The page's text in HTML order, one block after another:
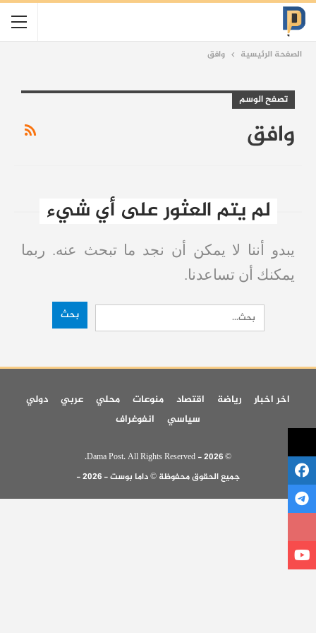
الصفحة الرئيسية وافق
تصفح الوسم
وافق
لم يتم العثور على أي شيء
يبدو أننا لا يمكن أن نجد ما تبحث عنه. ربما
يمكنك أن تساعدنا.
اخر اخبار رياضة اقتصاد منوعات محلي عربي
دولي
سياسي
انفوغراف
© 2026 - Dama Post. All Rights Reserved.
جميع الحقوق محفوظة © داما بوست - 2026 -